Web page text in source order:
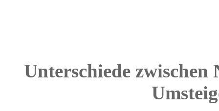
Unterschiede